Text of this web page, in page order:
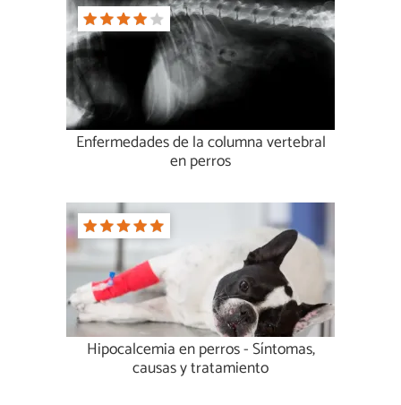
Enfermedades de la columna vertebral
en perros
Hipocalcemia en perros - Síntomas,
causas y tratamiento